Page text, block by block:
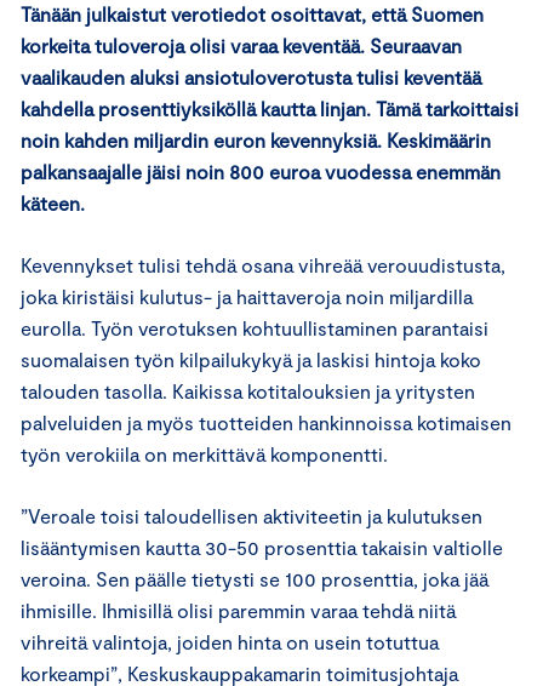
Tänään julkaistut verotiedot osoittavat, että Suomen
korkeita tuloveroja olisi varaa keventää. Seuraavan
vaalikauden aluksi ansiotuloverotusta tulisi keventää
kahdella prosenttiyksiköllä kautta linjan. Tämä tarkoittaisi
noin kahden miljardin euron kevennyksiä. Keskimäärin
palkansaajalle jäisi noin 800 euroa vuodessa enemmän
käteen.
Kevennykset tulisi tehdä osana vihreää verouudistusta,
joka kiristäisi kulutus- ja haittaveroja noin miljardilla
eurolla. Työn verotuksen kohtuullistaminen parantaisi
suomalaisen työn kilpailukykyä ja laskisi hintoja koko
talouden tasolla. Kaikissa kotitalouksien ja yritysten
palveluiden ja myös tuotteiden hankinnoissa kotimaisen
työn verokiila on merkittävä komponentti.
”Veroale toisi taloudellisen aktiviteetin ja kulutuksen
lisääntymisen kautta 30-50 prosenttia takaisin valtiolle
veroina. Sen päälle tietysti se 100 prosenttia, joka jää
ihmisille. Ihmisillä olisi paremmin varaa tehdä niitä
vihreitä valintoja, joiden hinta on usein totuttua
korkeampi”, Keskuskauppakamarin toimitusjohtaja